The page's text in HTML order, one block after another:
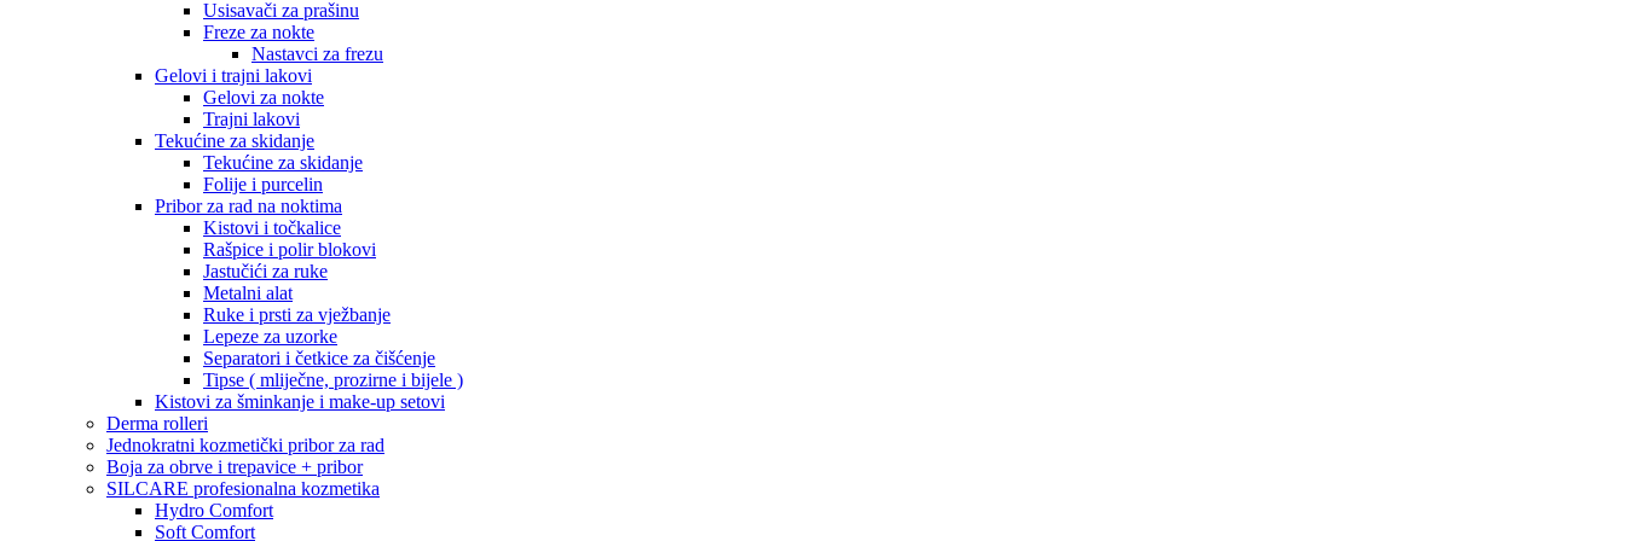
Usisavači za prašinu
Freze za nokte
Nastavci za frezu
Gelovi i trajni lakovi
Gelovi za nokte
Trajni lakovi
Tekućine za skidanje
Tekućine za skidanje
Folije i purcelin
Pribor za rad na noktima
Kistovi i točkalice
Rašpice i polir blokovi
Jastučići za ruke
Metalni alat
Ruke i prsti za vježbanje
Lepeze za uzorke
Separatori i četkice za čišćenje
Tipse ( mliječne, prozirne i bijele )
Kistovi za šminkanje i make-up setovi
Derma rolleri
Jednokratni kozmetički pribor za rad
Boja za obrve i trepavice + pribor
SILCARE profesionalna kozmetika
Hydro Comfort
Soft Comfort